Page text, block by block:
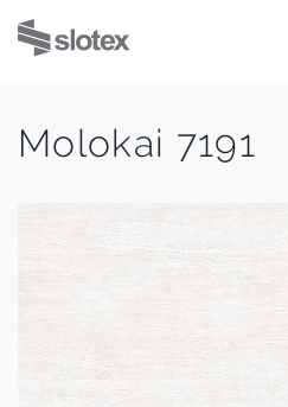
Molokai 7191